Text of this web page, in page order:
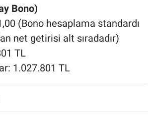
Bono)
(Bono hesaplama standardı
net getirisi alt sıradadır)
TL
1.027.801 TL